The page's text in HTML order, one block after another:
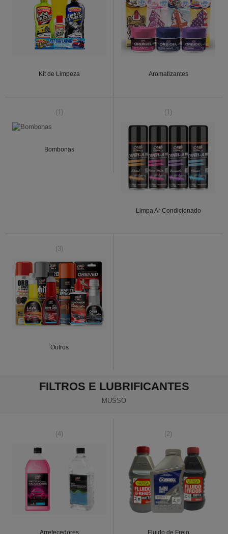
Kit de Limpeza Aromatizantes
(1)
Bombonas
(1)
Limpa Ar Condicionado
(3)
Outros
FILTROS E LUBRIFICANTES
MUSSO
(4) (2)